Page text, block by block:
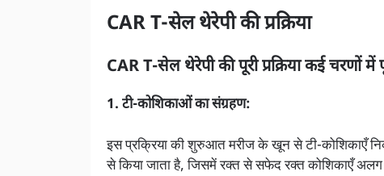
CAR T-सेल थेरेपी की प्रक्रिया
CAR T-सेल थेरेपी की पूरी प्रक्रिया कई चरणों में
1. टी-कोशिकाओं का संग्रहण:
इस प्रक्रिया की शुरुआत मरीज के खून से टी-कोशिकाएँ
से किया जाता है, जिसमें रक्त से सफेद रक्त कोशिकाएँ अलग